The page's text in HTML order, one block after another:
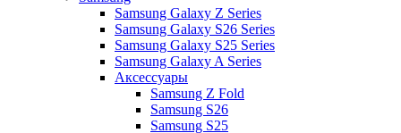
Samsung Galaxy Z Series
Samsung Galaxy S26 Series
Samsung Galaxy S25 Series
Samsung Galaxy A Series
Аксессуары
Samsung Z Fold
Samsung S26
Samsung S25